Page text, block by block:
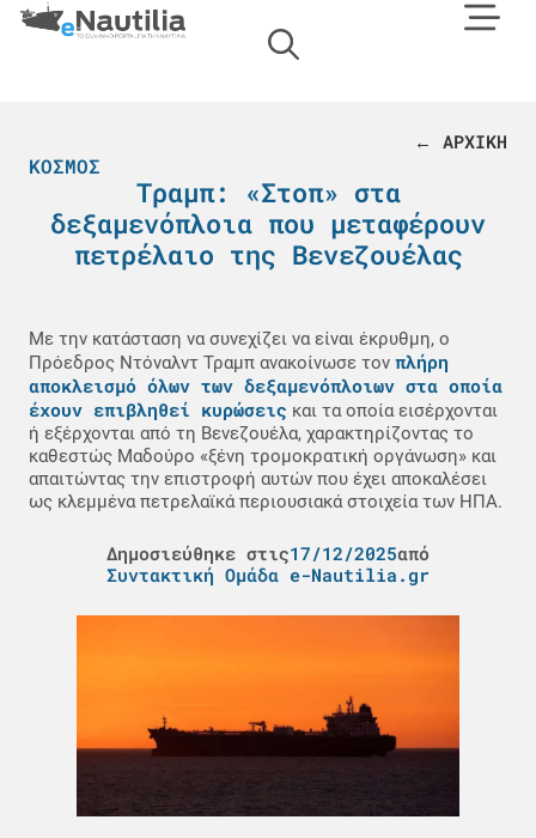
← ΑΡΧΙΚΗ
ΚΌΣΜΟΣ
Τραμπ: «Στοπ» στα
δεξαμενόπλοια που μεταφέρουν
πετρέλαιο της Βενεζουέλας
Με την κατάσταση να συνεχίζει να είναι έκρυθμη, ο
Πρόεδρος Ντόναλντ Τραμπ ανακοίνωσε τον πλήρη
αποκλεισμό όλων των δεξαμενόπλοιων στα οποία
έχουν επιβληθεί κυρώσεις και τα οποία εισέρχονται
ή εξέρχονται από τη Βενεζουέλα, χαρακτηρίζοντας το
καθεστώς Μαδούρο «ξένη τρομοκρατική οργάνωση» και
απαιτώντας την επιστροφή αυτών που έχει αποκαλέσει
ως κλεμμένα πετρελαϊκά περιουσιακά στοιχεία των ΗΠΑ.
Δημοσιεύθηκε στις17/12/2025από
Συντακτική Ομάδα e-Nautilia.gr